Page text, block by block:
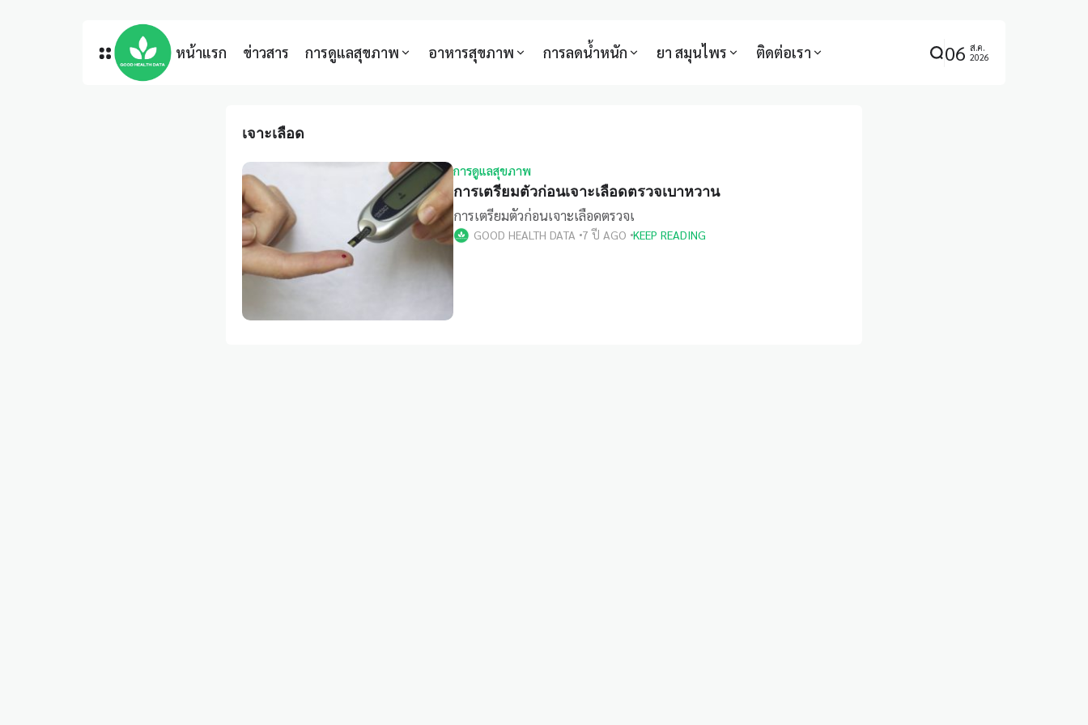
หน้าแรก ข่าวสาร การดูแลสุขภาพ อาหารสุขภาพ การลดน้ำหนัก ยา สมุนไพร ติดต่อเรา 06 ส.ค.
2026
เจาะเลือด
การดูแลสุขภาพ
การเตรียมตัวก่อนเจาะเลือดตรวจเบาหวาน
การเตรียมตัวก่อนเจาะเลือดตรวจเ
GOOD HEALTH DATA 7 ปี AGO KEEP READING